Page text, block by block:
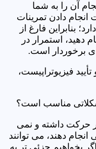
آن را به شما
دادن تمرینات
بنابراین فارغ از
دهید، استمرار در
برخوردار است.
فیزیوتراپیست،
مناسب است؟
حرکت داشته و نمی
انجام دهند، می توانند
بخواهیم جزئی تر به